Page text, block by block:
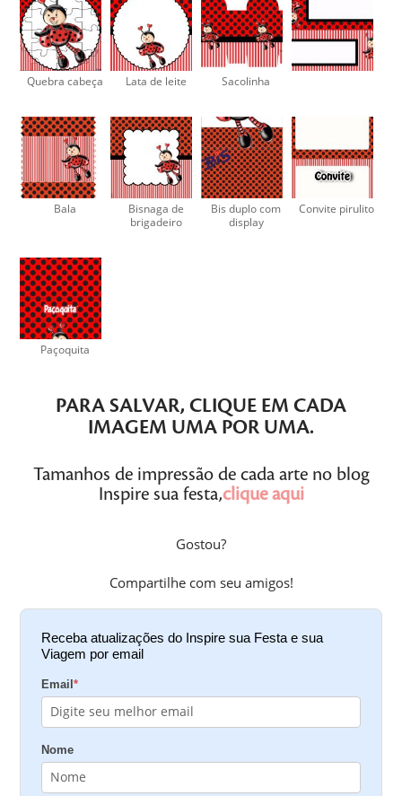
Quebra cabeça Lata de leite Sacolinha
Bala
Bisnaga de
brigadeiro
Bis duplo com
display
Convite pirulito
Paçoquita
PARA SALVAR, CLIQUE EM CADA
IMAGEM UMA POR UMA.
Tamanhos de impressão de cada arte no blog
Inspire sua festa,clique aqui
Gostou?
Compartilhe com seu amigos!
Receba atualizações do Inspire sua Festa e sua
Viagem por email
Email*
Nome